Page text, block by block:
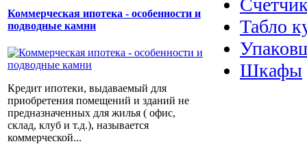
Коммерческая ипотека - особенности и
подводные камни
Кредит ипотеки, выдаваемый для
приобретения помещений и зданий не
предназначенных для жилья ( офис,
склад, клуб и т.д.), называется
коммерческой...
Табло
Шкафы